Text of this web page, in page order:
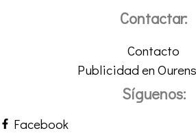
Contactar:
Contacto
Publicidad en
Síguenos:
Facebook